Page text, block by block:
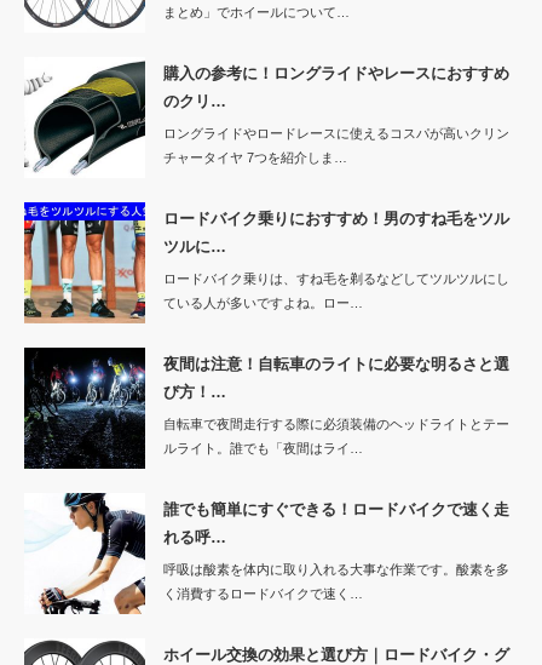
まとめ」でホイールについて…
購入の参考に！ロングライドやレースにおすすめ
のクリ…
ロングライドやロードレースに使えるコスパが高いクリン
チャータイヤ 7つを紹介しま…
ロードバイク乗りにおすすめ！男のすね毛をツル
ツルに…
ロードバイク乗りは、すね毛を剃るなどしてツルツルにし
ている人が多いですよね。ロー…
夜間は注意！自転車のライトに必要な明るさと選
び方！…
自転車で夜間走行する際に必須装備のヘッドライトとテー
ルライト。誰でも「夜間はライ…
誰でも簡単にすぐできる！ロードバイクで速く走
れる呼…
呼吸は酸素を体内に取り入れる大事な作業です。酸素を多
く消費するロードバイクで速く…
ホイール交換の効果と選び方｜ロードバイク・グ